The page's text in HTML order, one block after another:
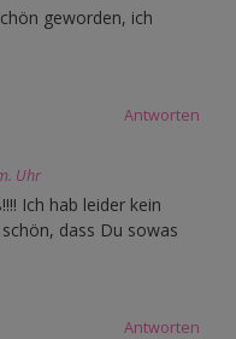
geworden, ich
Antworten
Uhr
Ich hab leider kein
dass Du sowas
Antworten